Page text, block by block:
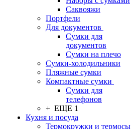
Саквояжи
Портфели
Для документов
Сумки для
документов
Сумки на плечо
Сумки-холодильники
Пляжные сумки
Компактные сумки
Сумки для
телефонов
+ ЕЩЕ 1
Кухня и посуда
Термокружки и термосы